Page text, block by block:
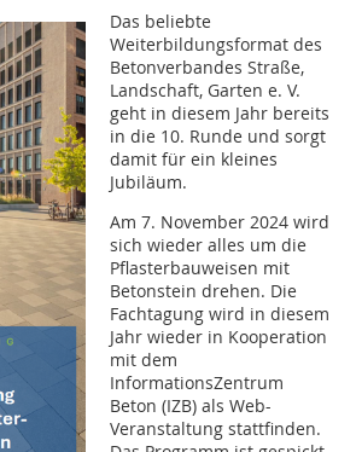
Das beliebte
Weiterbildungsformat des
Betonverbandes Straße,
Landschaft, Garten e. V.
geht in diesem Jahr bereits
in die 10. Runde und sorgt
damit für ein kleines
Jubiläum.
Am 7. November 2024 wird
sich wieder alles um die
Pflasterbauweisen mit
Betonstein drehen. Die
Fachtagung wird in diesem
Jahr wieder in Kooperation
mit dem
InformationsZentrum
Beton (IZB) als Web-
Veranstaltung stattfinden.